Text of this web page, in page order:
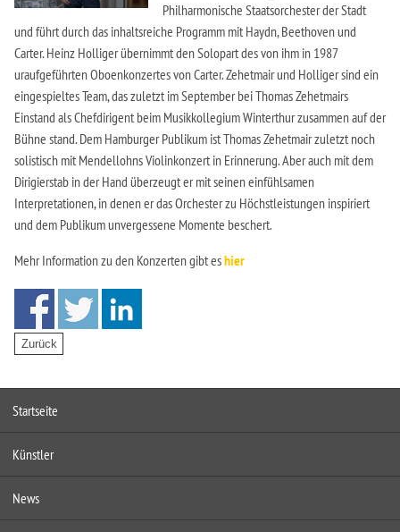
Philharmonische Staatsorchester der Stadt
und führt durch das inhaltsreiche Programm mit Haydn, Beethoven und
Carter. Heinz Holliger übernimmt den Solopart des von ihm in 1987
uraufgeführten Oboenkonzertes von Carter. Zehetmair und Holliger sind ein
eingespieltes Team, das zuletzt im September bei Thomas Zehetmairs
Einstand als Chefdirigent beim Musikkollegium Winterthur zusammen auf der
Bühne stand. Dem Hamburger Publikum ist Thomas Zehetmair zuletzt noch
solistisch mit Mendellohns Violinkonzert in Erinnerung. Aber auch mit dem
Dirigierstab in der Hand überzeugt er mit seinen einfühlsamen
Interpretationen, in denen er das Orchester zu Höchstleistungen inspiriert
und dem Publikum unvergessene Momente beschert.
Mehr Information zu den Konzerten gibt eshier
Startseite
Künstler
News